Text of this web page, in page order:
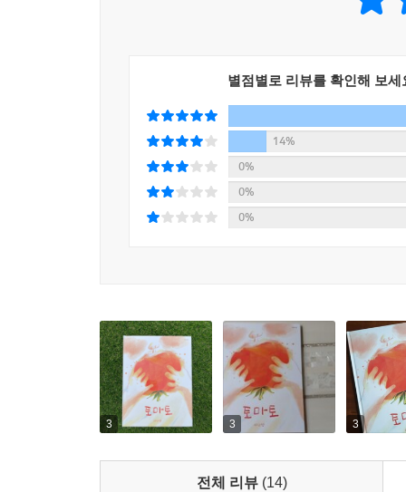
함께 있음을 느끼게 해 줄 그 무엇. 그것을 어
《토마토》가 발갛게 웃으며 건네는 말인 듯싶습
별점별로 리뷰를 확인해 보세
14%
0%
0%
0%
3 3 3
전체 리뷰 (14)